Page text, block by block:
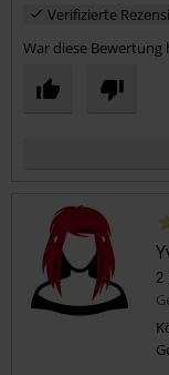
Verifizierte
War diese Bewertung
2